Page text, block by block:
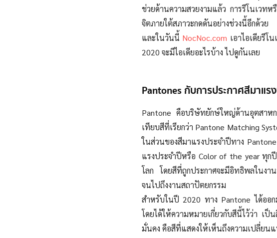
ช่วยด้านความสวยงามแล้ว การรีโนเวท
จิตภายใต้สภาวะกดดันอย่างช่วงนี้อีกด้วย
และในวันนี้ NocNoc.com เอาไอเดียรี
2020 จะมีไอเดียอะไรบ้าง ไปดูกันเลย
Pantones กับการประกาศสีมาแร
Pantone คือบริษัทยักษ์ใหญ่ด้านอุตสาห
เทียบสีที่เรียกว่า Pantone Matching
ในส่วนของสีมาแรงประจำปีทาง
แรงประจำปีหรือ Color of the year ทุก
โลก โดยสีที่ถูกประกาศจะมีอิทธิพลในง
จนไปถึงงานสถาปัตยกรรม
สำหรับในปี 2020 ทาง Pantone ได้ออ
โดยได้ให้ความหมายเกี่ยวกับสีนี้ไว้ว่า เ
มั่นคง คือสีที่แสดงให้เห็นถึงความเปลี่ยน